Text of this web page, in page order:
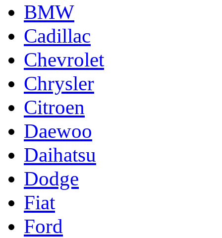
BMW
Cadillac
Chevrolet
Chrysler
Citroen
Daewoo
Daihatsu
Dodge
Fiat
Ford